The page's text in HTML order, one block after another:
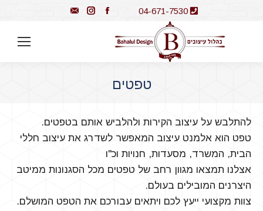
04-671-7530
Facebook
Instagram
טפטים
להתלבש על עיצוב הקירות ולהלביש אותם בטפטים.
טפט הוא אלמנט עיצוב המאפשר לשדרג את עיצוב חללי
הבית, המשרד, מסעדות, חנויות וכ"ו
אצלנו תמצאו מגוון רחב של טפטים מכל הסגנונות ממיטב
היצרנים המובילים בעולם.
צוות מקצועי ייעץ לכם ויתאים עבורכם את הטפט המושלם.